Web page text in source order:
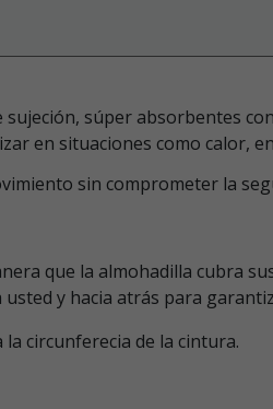
súper absorbentes
en situaciones como calor,
sin comprometer la
que la almohadilla cubra
y hacia atrás para
circunferecia de la cintura.